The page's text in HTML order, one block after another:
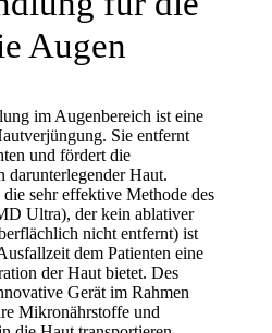
Augen
im Augenbereich ist eine
Sie entfernt
und fördert die
darunterlegender Haut.
sehr effektive Methode des
Ultra), der kein ablativer
nicht entfernt) ist
dem Patienten eine
der Haut bietet. Des
Gerät im Rahmen
Mikronährstoffe und